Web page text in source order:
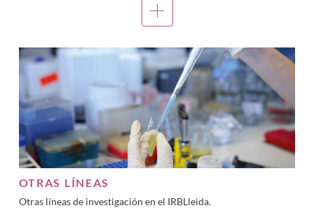
OTRAS LÍNEAS
Otras líneas de investigación en el IRBLleida.